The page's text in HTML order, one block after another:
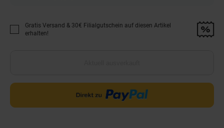
Promotion "Gratis Versand &amp; 30€ Filialgutschein auf diesen Artikel
Gratis Versand & 30€ Filialgutschein auf diesen Artikel
erhalten!